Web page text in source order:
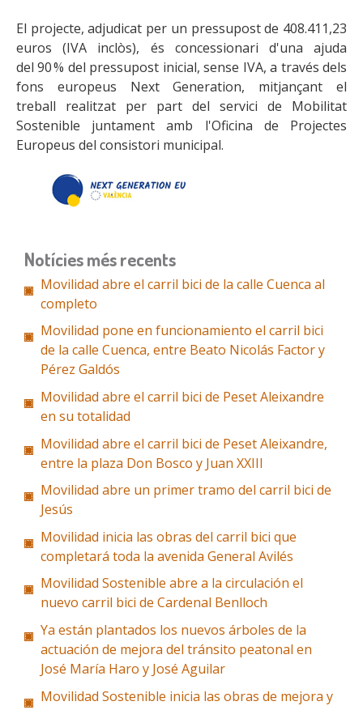
El projecte, adjudicat per un pressupost de 408.411,23
euros (IVA inclòs), és concessionari d'una ajuda
del 90 % del pressupost inicial, sense IVA, a través dels
fons europeus Next Generation, mitjançant el
treball realitzat per part del servici de Mobilitat
Sostenible juntament amb l'Oficina de Projectes
Europeus del consistori municipal.
Notícies més recents
Movilidad abre el carril bici de la calle Cuenca al
completo
Movilidad pone en funcionamiento el carril bici
de la calle Cuenca, entre Beato Nicolás Factor y
Pérez Galdós
Movilidad abre el carril bici de Peset Aleixandre
en su totalidad
Movilidad abre el carril bici de Peset Aleixandre,
entre la plaza Don Bosco y Juan XXIII
Movilidad abre un primer tramo del carril bici de
Jesús
Movilidad inicia las obras del carril bici que
completará toda la avenida General Avilés
Movilidad Sostenible abre a la circulación el
nuevo carril bici de Cardenal Benlloch
Ya están plantados los nuevos árboles de la
actuación de mejora del tránsito peatonal en
José María Haro y José Aguilar
Movilidad Sostenible inicia las obras de mejora y